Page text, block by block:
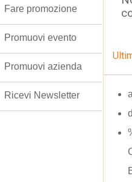
Fare promozione
Promuovi evento
Promuovi azienda
Ricevi Newsletter